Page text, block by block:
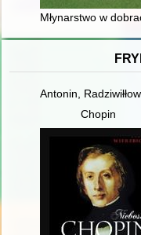
Młynarstwo w
Antonin,
Chopin